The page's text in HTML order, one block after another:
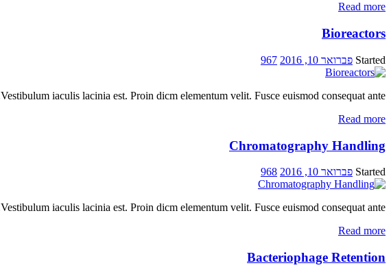
Read more
Bioreactors
Started פברואר 10, 2016 967
Vestibulum iaculis lacinia est. Proin dicm elementum velit. Fusce euismod consequat ante.
Read more
Chromatography Handling
Started פברואר 10, 2016 968
Vestibulum iaculis lacinia est. Proin dicm elementum velit. Fusce euismod consequat ante.
Read more
Bacteriophage Retention